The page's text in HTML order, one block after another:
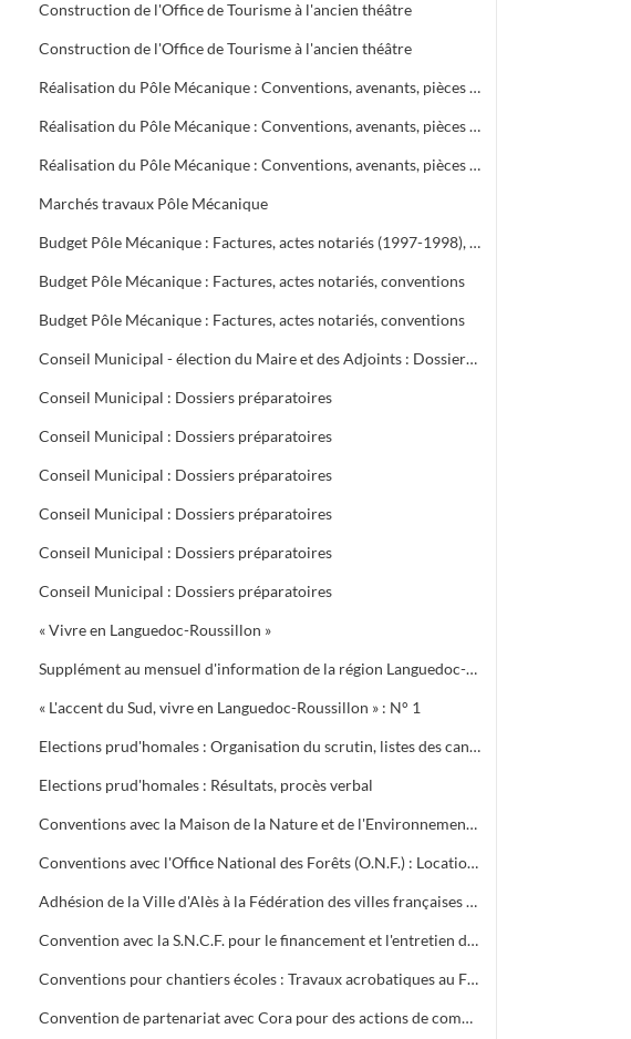
Construction de l'Office de Tourisme à l'ancien théâtre
Construction de l'Office de Tourisme à l'ancien théâtre
Réalisation du Pôle Mécanique : Conventions, avenants, pièces comptables, travaux SEGARD
Réalisation du Pôle Mécanique : Conventions, avenants, pièces comptables, travaux SEGARD
Réalisation du Pôle Mécanique : Conventions, avenants, pièces comptables, travaux SEGARD
Marchés travaux Pôle Mécanique
Budget Pôle Mécanique : Factures, actes notariés (1997-1998), conventions (1997-2000)
Budget Pôle Mécanique : Factures, actes notariés, conventions
Budget Pôle Mécanique : Factures, actes notariés, conventions
Conseil Municipal - élection du Maire et des Adjoints : Dossiers préparatoires
Conseil Municipal : Dossiers préparatoires
Conseil Municipal : Dossiers préparatoires
Conseil Municipal : Dossiers préparatoires
Conseil Municipal : Dossiers préparatoires
Conseil Municipal : Dossiers préparatoires
Conseil Municipal : Dossiers préparatoires
« Vivre en Languedoc-Roussillon »
Supplément au mensuel d'information de la région Languedoc-Roussillon : « Georges Frêche, président de la région Languedoc-Roussillon 2004 - 2010 »
« L'accent du Sud, vivre en Languedoc-Roussillon » : N° 1
Elections prud'homales : Organisation du scrutin, listes des candidats, assesseurs
Elections prud'homales : Résultats, procès verbal
Conventions avec la Maison de la Nature et de l'Environnement (M.N.E.) : Bail de mise à disposition des locaux (1996), contrats d'objectifs (1999 - 2002), convention de prestation de service pour une action d'animations éducation à l'environnement (2006)
Conventions avec l'Office National des Forêts (O.N.F.) : Location du terrain du Centre de classes de découvertes de Saint-Raby (2001 - 2002) et réalisation d'un parcours de santé chemin de Montaud (1997 - 1999)
Adhésion de la Ville d'Alès à la Fédération des villes françaises oléicoles
Convention avec la S.N.C.F. pour le financement et l'entretien du talus du quai du Mas d'Hours en bordure de la ligne ferroviaire
Conventions pour chantiers écoles : Travaux acrobatiques au Fort Vauban avec l'Oeuvre de la Miséricorde (1999, 2001, 2004). Chantier école de Conilhères avec le C.F.P.P.A. de Rodilhan (2000). Travaux d'entretien dans le Gardon avec le C.F.P.P.A. de Rodilhan et formation de personnel (2001)
Convention de partenariat avec Cora pour des actions de communication sur l'environnement (1999 - 2002). Convention d'action d'éducation à l'environnement avec l'Association Parc d'Observation et de Loisir par une Education à la Nature (2003)